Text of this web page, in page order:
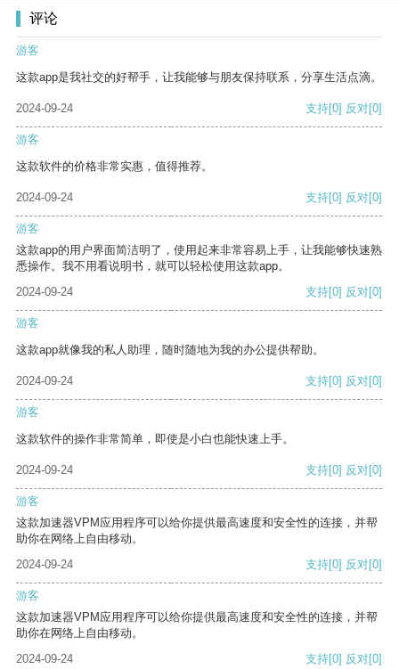
评论
游客
这款app是我社交的好帮手，让我能够与朋友保持联系，分享生活点滴。
2024-09-24 支持[0] 反对[0]
游客
这款软件的价格非常实惠，值得推荐。
2024-09-24 支持[0] 反对[0]
游客
这款app的用户界面简洁明了，使用起来非常容易上手，让我能够快速熟
悉操作。我不用看说明书，就可以轻松使用这款app。
2024-09-24
支持[0] 反对[0]
游客
这款app就像我的私人助理，随时随地为我的办公提供帮助。
2024-09-24 支持[0] 反对[0]
游客
这款软件的操作非常简单，即使是小白也能快速上手。
2024-09-24 支持[0] 反对[0]
游客
这款加速器VPM应用程序可以给你提供最高速度和安全性的连接，并帮
助你在网络上自由移动。
2024-09-24
支持[0] 反对[0]
游客
这款加速器VPM应用程序可以给你提供最高速度和安全性的连接，并帮
助你在网络上自由移动。
2024-09-24
支持[0] 反对[0]